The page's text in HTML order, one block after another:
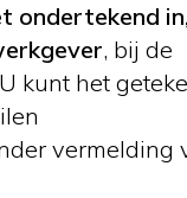
ondertekend
, bij de
kunt het
vermelding